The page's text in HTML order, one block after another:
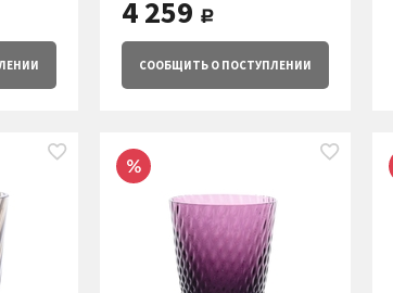
4 259 руб.
СООБЩИТЬО ПОСТУПЛЕНИИ